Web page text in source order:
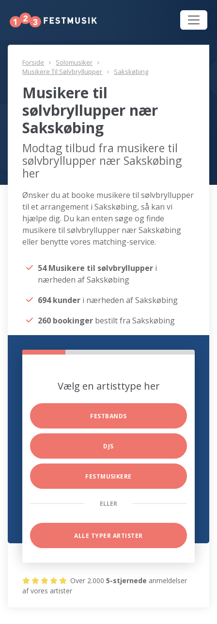
Forside
Solomusiker
Musikere Til Sølvbryllupper
Sakskøbing
Musikere til
sølvbryllupper nær
Sakskøbing
Modtag tilbud fra musikere til
sølvbryllupper nær Sakskøbing
her
Ønsker du at booke musikere til sølvbryllupper
til et arrangement i Sakskøbing, så kan vi
hjælpe dig. Du kan enten søge og finde
musikere til sølvbryllupper nær Sakskøbing
eller benytte vores matching-service.
54 Musikere til sølvbryllupper i
nærheden af Sakskøbing
694 kunder i nærheden af Sakskøbing
260 bookinger bestilt fra Sakskøbing
Vælg en artisttype her
FESTBANDS
DJS
FESTMUSIKERE
ELLER
ALLE TYPER ARTISTER
Over 2.0005-stjernede anmeldelser
af vores artister